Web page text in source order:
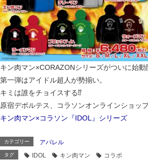
キン肉マン×CORAZONシリーズがついに始動
第一弾はアイドル超人が勢揃い。
キミは誰をチョイスする⁉︎
原宿デポルテス、コラソンオンラインショッ
キン肉マン×コラソン『IDOL』シリーズ
カテゴリー アパレル
タグ IDOL キン肉マン コラボ